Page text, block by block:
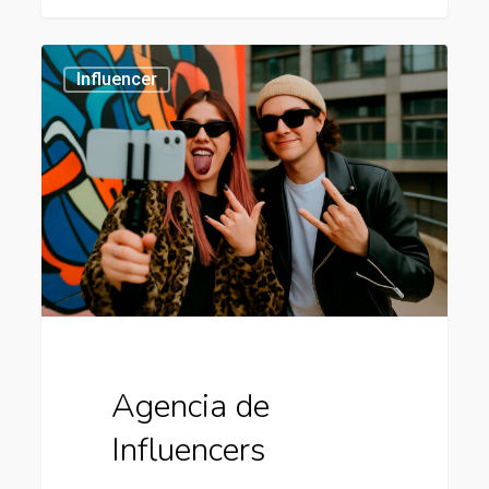
Agencia
de
Influencers
Influencer
Agencia de
Influencers